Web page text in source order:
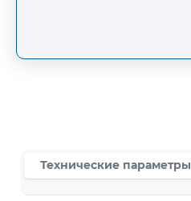
Технические параметры